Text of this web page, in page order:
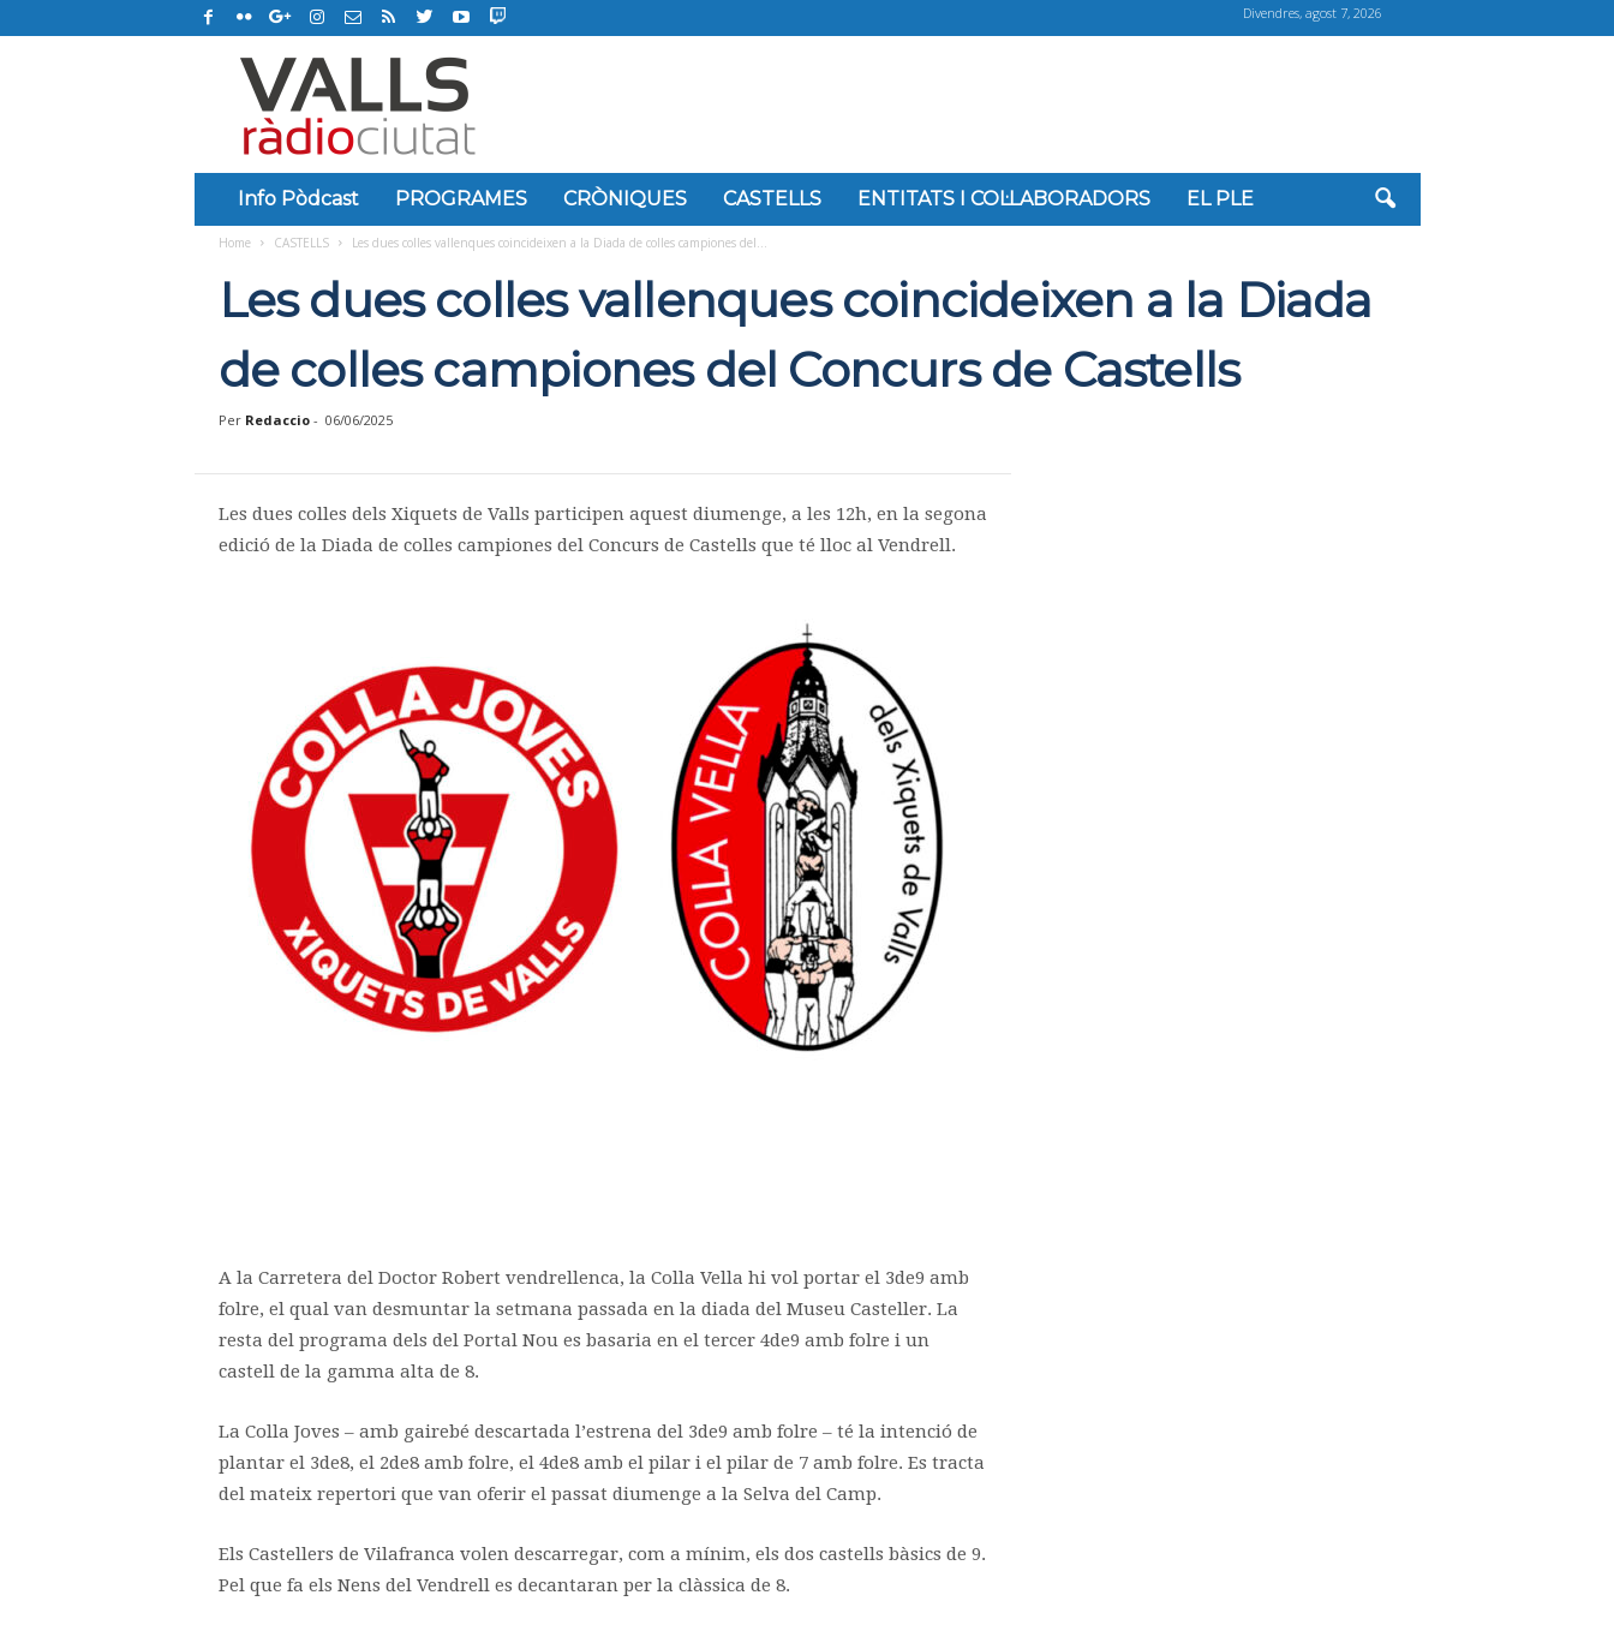
Divendres, agost 7, 2026
C
u
s
Info Pòdcast PROGRAMES CRÒNIQUES CASTELLS ENTITATS I COL·LABORADORS EL PLE
Home CASTELLS Les dues colles vallenques coincideixen a la Diada de colles campiones del...
Les dues colles vallenques coincideixen a la Diada
de colles campiones del Concurs de Castells
Per Redaccio- 06/06/2025
Les dues colles dels Xiquets de Valls participen aquest diumenge, a les 12h, en la segona
edició de la Diada de colles campiones del Concurs de Castells que té lloc al Vendrell.
A la Carretera del Doctor Robert vendrellenca, la Colla Vella hi vol portar el 3de9 amb
folre, el qual van desmuntar la setmana passada en la diada del Museu Casteller. La
resta del programa dels del Portal Nou es basaria en el tercer 4de9 amb folre i un
castell de la gamma alta de 8.
La Colla Joves – amb gairebé descartada l’estrena del 3de9 amb folre – té la intenció de
plantar el 3de8, el 2de8 amb folre, el 4de8 amb el pilar i el pilar de 7 amb folre. Es tracta
del mateix repertori que van oferir el passat diumenge a la Selva del Camp.
Els Castellers de Vilafranca volen descarregar, com a mínim, els dos castells bàsics de 9.
Pel que fa els Nens del Vendrell es decantaran per la clàssica de 8.